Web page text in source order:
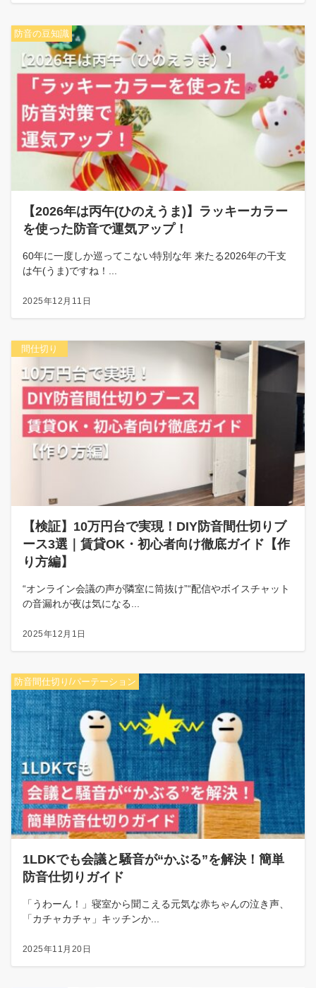
防音の豆知識
【2026年は丙午(ひのえうま)】ラッキーカラー
を使った防音で運気アップ！
60年に一度しか巡ってこない特別な年 来たる2026年の干支
は午(うま)ですね！...
2025年12月11日
間仕切り
【検証】10万円台で実現！DIY防音間仕切りブ
ース3選｜賃貸OK・初心者向け徹底ガイド【作
り方編】
“オンライン会議の声が隣室に筒抜け”“配信やボイスチャット
の音漏れが夜は気になる...
2025年12月1日
防音間仕切り/パーテーション
1LDKでも会議と騒音が“かぶる”を解決！簡単
防音仕切りガイド
「うわーん！」寝室から聞こえる元気な赤ちゃんの泣き声、
「カチャカチャ」キッチンか...
2025年11月20日